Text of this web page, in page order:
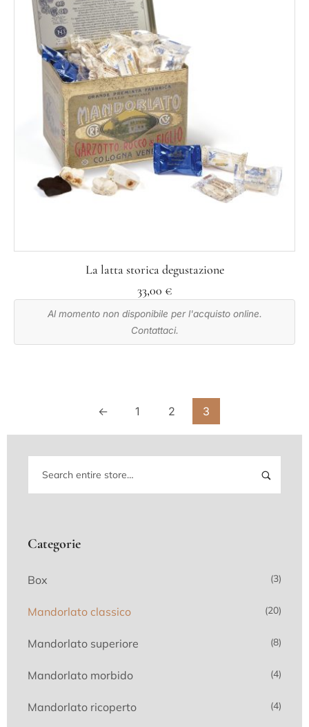
Categorie
Box (3)
Mandorlato classico (20)
Mandorlato superiore (8)
Mandorlato morbido (4)
Mandorlato ricoperto (4)
La latta storica degustazione
33,00 €
Al momento non disponibile per l'acquisto online.
Contattaci.
← 1 2 3